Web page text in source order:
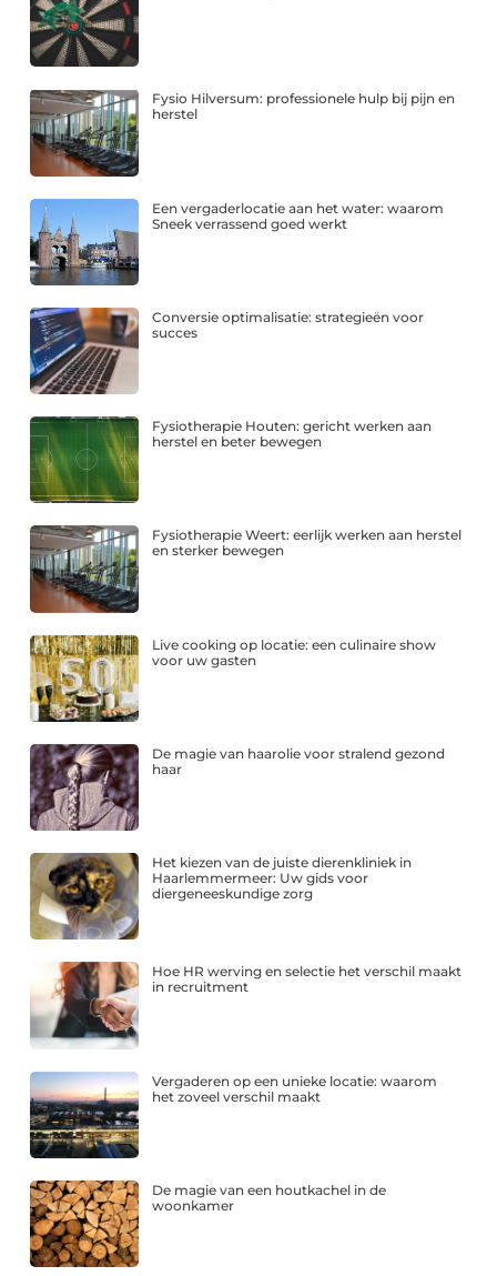
Fysio Hilversum: professionele hulp bij pijn en
herstel
Een vergaderlocatie aan het water: waarom
Sneek verrassend goed werkt
Conversie optimalisatie: strategieën voor
succes
Fysiotherapie Houten: gericht werken aan
herstel en beter bewegen
Fysiotherapie Weert: eerlijk werken aan herstel
en sterker bewegen
Live cooking op locatie: een culinaire show
voor uw gasten
De magie van haarolie voor stralend gezond
haar
Het kiezen van de juiste dierenkliniek in
Haarlemmermeer: Uw gids voor
diergeneeskundige zorg
Hoe HR werving en selectie het verschil maakt
in recruitment
Vergaderen op een unieke locatie: waarom
het zoveel verschil maakt
De magie van een houtkachel in de
woonkamer